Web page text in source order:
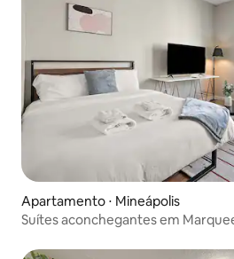
Apartamento ⋅ Mineápolis
Suítes aconchegantes em